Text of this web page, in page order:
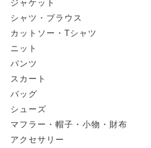
ジャケット
シャツ・ブラウス
カットソー・Tシャツ
ニット
パンツ
スカート
バッグ
シューズ
マフラー・帽子・小物・財布
アクセサリー